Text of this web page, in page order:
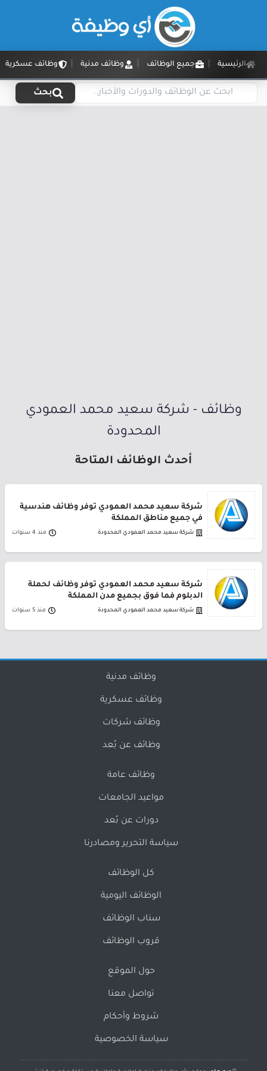
الرئيسية جميع الوظائف وظائف مدنية وظائف عسكرية
بحث
وظائف - شركة سعيد محمد العمودي
المحدودة
أحدث الوظائف المتاحة
شركة سعيد محمد العمودي توفر وظائف هندسية
في جميع مناطق المملكة
شركة سعيد محمد العمودي المحدودة منذ 4 سنوات
شركة سعيد محمد العمودي توفر وظائف لحملة
الدبلوم فما فوق بجميع مدن المملكة
شركة سعيد محمد العمودي المحدودة منذ 5 سنوات
وظائف مدنية
وظائف عسكرية
وظائف شركات
وظائف عن بُعد
وظائف عامة
مواعيد الجامعات
دورات عن بُعد
سياسة التحرير ومصادرنا
كل الوظائف
الوظائف اليومية
سناب الوظائف
قروب الوظائف
حول الموقع
تواصل معنا
شروط وأحكام
سياسة الخصوصية